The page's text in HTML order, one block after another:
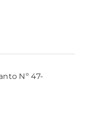
Nº 47-